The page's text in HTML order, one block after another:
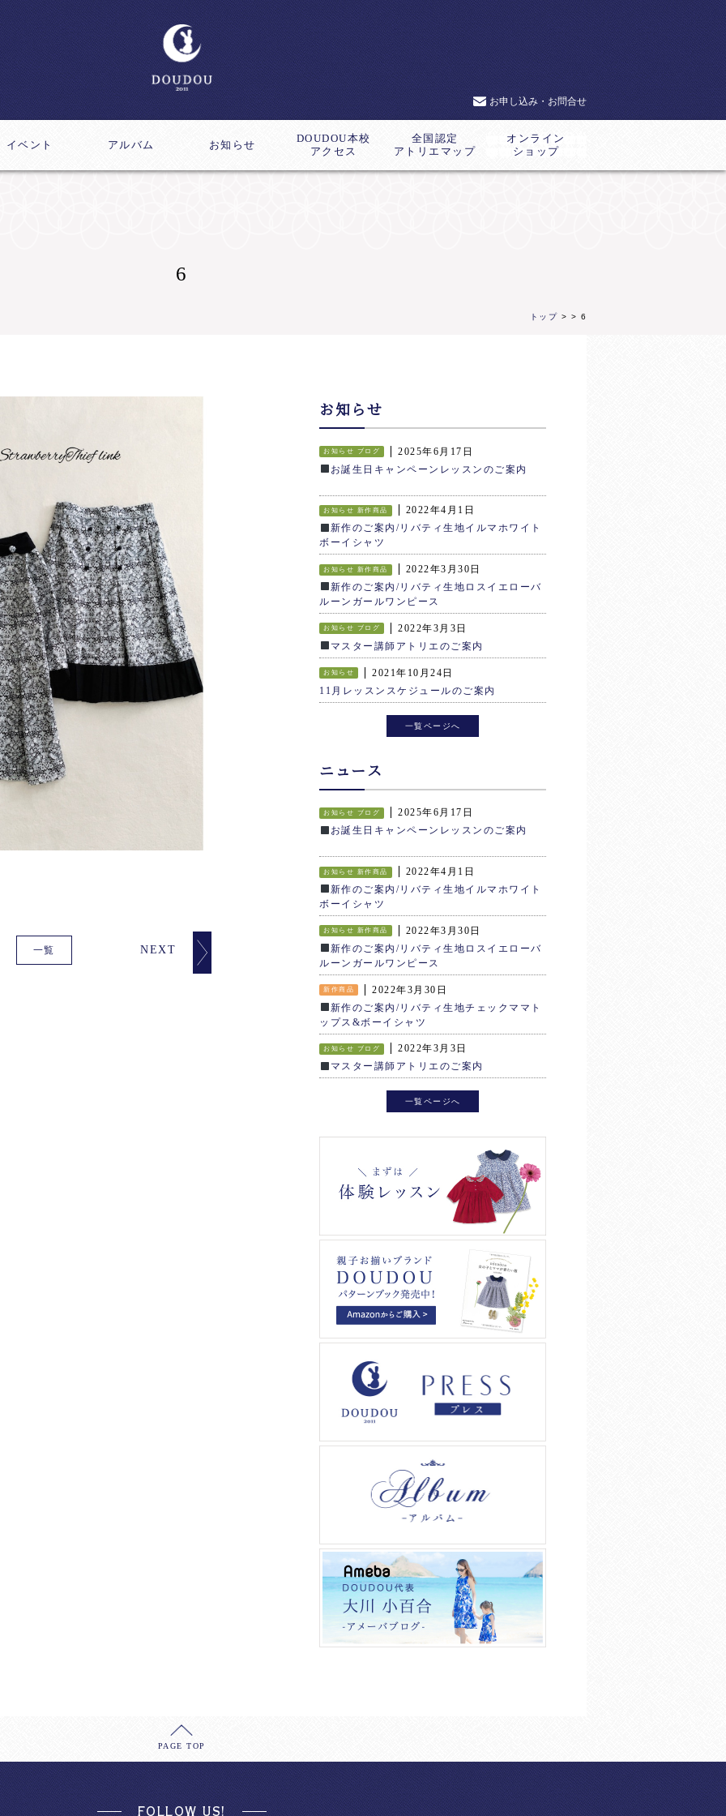
お申し込み・お問合せ
イベント アルバム お知らせ
DOUDOU本校
アクセス
全国認定
アトリエマップ
オンライン
ショップ
6
トップ > > 6
一覧 NEXT
お知らせ
お知らせ ブログ
2025年6月17日
お誕生日キャンペーンレッスンのご案内
お知らせ 新作商品
2022年4月1日
新作のご案内/リバティ生地イルマホワイト
ボーイシャツ
お知らせ 新作商品
2022年3月30日
新作のご案内/リバティ生地ロスイエローバ
ルーンガールワンピース
お知らせ ブログ
2022年3月3日
マスター講師アトリエのご案内
お知らせ
2021年10月24日
11月レッスンスケジュールのご案内
一覧ページへ
ニュース
お知らせ ブログ
2025年6月17日
お誕生日キャンペーンレッスンのご案内
お知らせ 新作商品
2022年4月1日
新作のご案内/リバティ生地イルマホワイト
ボーイシャツ
お知らせ 新作商品
2022年3月30日
新作のご案内/リバティ生地ロスイエローバ
ルーンガールワンピース
新作商品
2022年3月30日
新作のご案内/リバティ生地チェックママト
ップス&ボーイシャツ
お知らせ ブログ
2022年3月3日
マスター講師アトリエのご案内
一覧ページへ
PAGE TOP
FOLLOW US!